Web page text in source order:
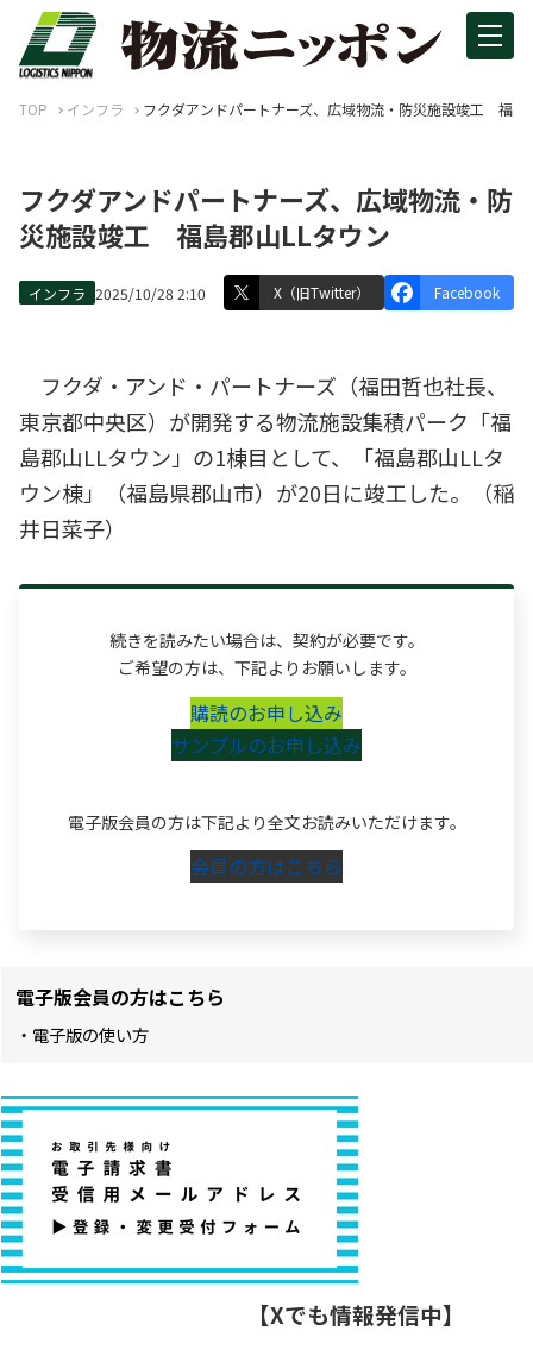
TOP インフラ フクダアンドパートナーズ、広域物流・防災施設竣工 福島
フクダアンドパートナーズ、広域物流・防
災施設竣工 福島郡山LLタウン
インフラ 2025/10/28 2:10 X（旧Twitter） Facebook
フクダ・アンド・パートナーズ（福田哲也社長、
東京都中央区）が開発する物流施設集積パーク「福
島郡山LLタウン」の1棟目として、「福島郡山LLタ
ウン棟」（福島県郡山市）が20日に竣工した。（稲
井日菜子）
続きを読みたい場合は、契約が必要です。
ご希望の方は、下記よりお願いします。
購読のお申し込み
サンプルのお申し込み
電子版会員の方は下記より全文お読みいただけます。
会員の方はこちら
電子版会員の方はこちら
・電子版の使い方
【Xでも情報発信中】